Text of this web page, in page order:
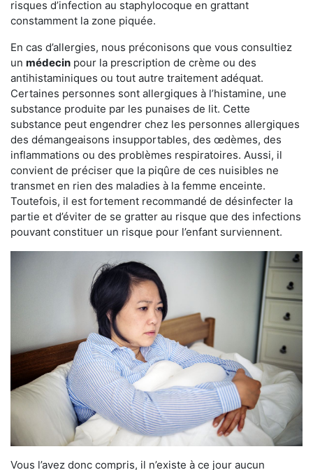
risques d’infection au staphylocoque en grattant
constamment la zone piquée.
En cas d’allergies, nous préconisons que vous consultiez
un médecin pour la prescription de crème ou des
antihistaminiques ou tout autre traitement adéquat.
Certaines personnes sont allergiques à l’histamine, une
substance produite par les punaises de lit. Cette
substance peut engendrer chez les personnes allergiques
des démangeaisons insupportables, des œdèmes, des
inflammations ou des problèmes respiratoires. Aussi, il
convient de préciser que la piqûre de ces nuisibles ne
transmet en rien des maladies à la femme enceinte.
Toutefois, il est fortement recommandé de désinfecter la
partie et d’éviter de se gratter au risque que des infections
pouvant constituer un risque pour l’enfant surviennent.
Vous l’avez donc compris, il n’existe à ce jour aucun